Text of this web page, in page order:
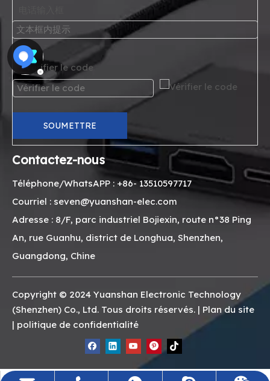
帮助
* Vérifier le code
SOUMETTRE
Contactez-nous
Téléphone/WhatsAPP : +86- 13510597717
Courriel : seven@yuanshan-elec.com
Adresse : 8/F, parc industriel Bojiexin, route n°38 Ping
An, rue Guanhu, district de Longhua, Shenzhen,
Guangdong, Chine
Copyright © 2024 Yuanshan Electronic Technology
(Shenzhen) Co., Ltd. Tous droits réservés. | Plan du site
| politique de confidentialité